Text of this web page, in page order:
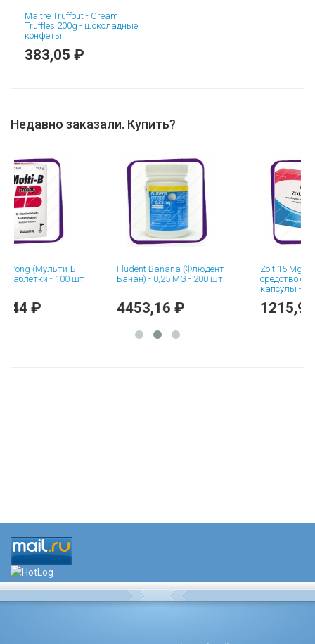
Maitre Truffout - Cream
Truffles 200g - шоколадные
конфеты
383,05 ₽
Недавно заказали. Купить?
(Мульти-Б
- 100 шт
Fludent Banana (Флюдент
Банан) - 0,25 MG - 200 шт.
4453,16 ₽
Zolt 15 Mg (Золт 15
средство от изжоги)
капсулы - 7 шт
1215,98 ₽